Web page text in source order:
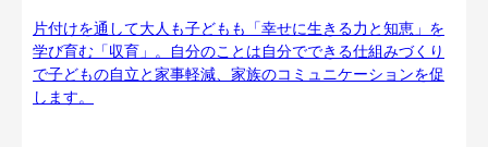
片付けを通して大人も子どもも「幸せに生きる力と知恵」を
学び育む「収育」。自分のことは自分でできる仕組みづくり
で子どもの自立と家事軽減、家族のコミュニケーションを促
します。